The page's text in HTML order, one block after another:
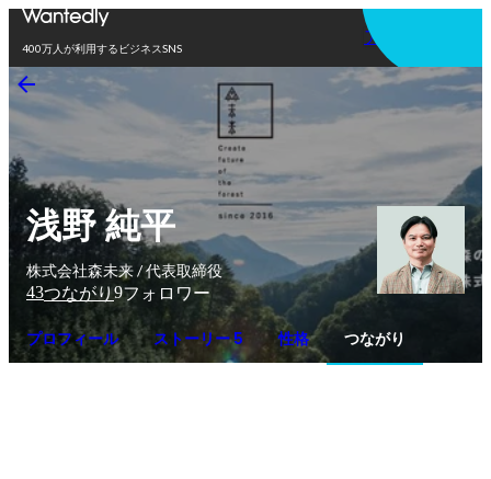
400万人が利用するビジネスSNS
アプリを使う
浅野 純平
株式会社森未来 / 代表取締役
43つながり9フォロワー
プロフィール ストーリー 5 性格 つながり